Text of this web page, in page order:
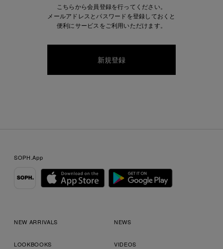
こちらから会員登録を行ってください。
メールアドレスとパスワードを登録しておくと
便利にサービスをご利用いただけます。
SOPH.App
NEW ARRIVALS NEWS
LOOKBOOKS VIDEOS